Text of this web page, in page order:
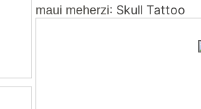
maui meherzi: Skull Tattoo